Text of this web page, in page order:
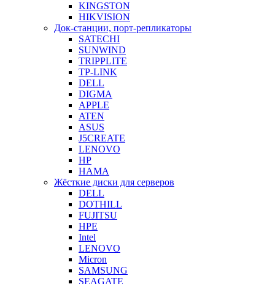
KINGSTON
HIKVISION
Док-станции, порт-репликаторы
SATECHI
SUNWIND
TRIPPLITE
TP-LINK
DELL
DIGMA
APPLE
ATEN
ASUS
J5CREATE
LENOVO
HP
HAMA
Жёсткие диски для серверов
DELL
DOTHILL
FUJITSU
HPE
Intel
LENOVO
Micron
SAMSUNG
SEAGATE